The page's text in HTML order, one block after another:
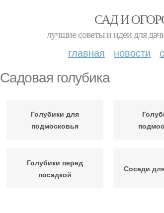
САД И
лучшие советы и идеи для
главная новости
Садовая голубика
Голубики для
подмосковья
Голубики перед
посадкой
Соседи